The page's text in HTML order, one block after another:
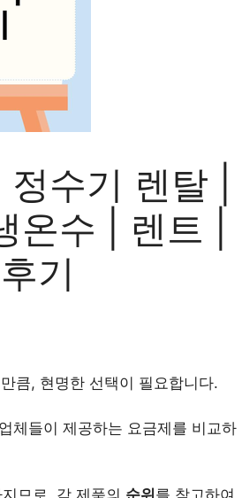
수기 렌탈 |
수 | 렌트 |
기
큼, 현명한 선택이 필요합니다.
체들이 제공하는 요금제를 비교하